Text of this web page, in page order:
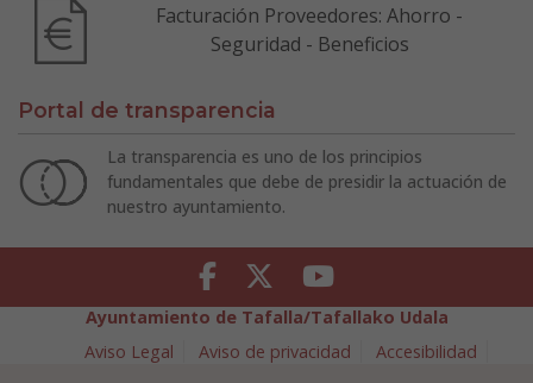
Facturación Proveedores: Ahorro -
Seguridad - Beneficios
Portal de transparencia
La transparencia es uno de los principios
fundamentales que debe de presidir la actuación de
nuestro ayuntamiento.
Facebook Twitter Youtube
Ayuntamiento de Tafalla/Tafallako Udala
Aviso Legal
Aviso de privacidad
Accesibilidad